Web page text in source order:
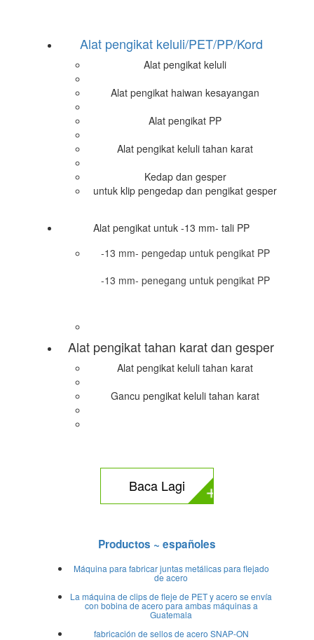
Alat pengikat keluli/PET/PP/Kord
Alat pengikat keluli
Alat pengikat haiwan kesayangan
Alat pengikat PP
Alat pengikat keluli tahan karat
Kedap dan gesper
untuk klip pengedap dan pengikat gesper
Alat pengikat untuk -13 mm- tali PP
-13 mm- pengedap untuk pengikat PP
-13 mm- penegang untuk pengikat PP
Alat pengikat tahan karat dan gesper
Alat pengikat keluli tahan karat
Gancu pengikat keluli tahan karat
Baca Lagi
Productos ~ españoles
Máquina para fabricar juntas metálicas para flejado
de acero
La máquina de clips de fleje de PET y acero se envía
con bobina de acero para ambas máquinas a
Guatemala
fabricación de sellos de acero SNAP-ON